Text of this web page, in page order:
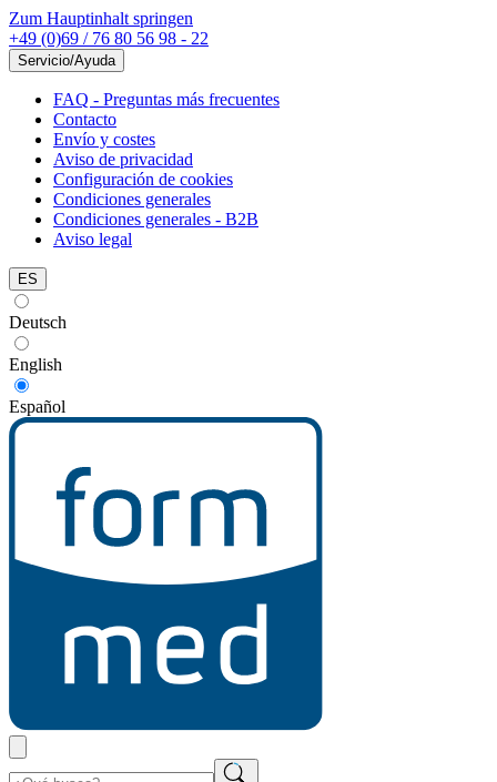
Zum Hauptinhalt springen
+49 (0)69 / 76 80 56 98 - 22
Servicio/Ayuda
FAQ - Preguntas más frecuentes
Contacto
Envío y costes
Aviso de privacidad
Configuración de cookies
Condiciones generales
Condiciones generales - B2B
Aviso legal
ES
Deutsch
English
Español